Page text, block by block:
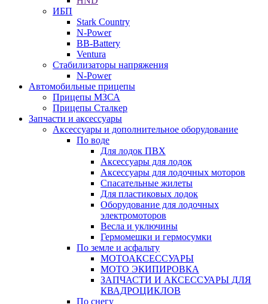
ИБП
Stark Country
N-Power
BB-Battery
Ventura
Стабилизаторы напряжения
N-Power
Автомобильные прицепы
Прицепы МЗСА
Прицепы Сталкер
Запчасти и аксессуары
Аксессуары и дополнительное оборудование
По воде
Для лодок ПВХ
Аксессуары для лодок
Аксессуары для лодочных моторов
Спасательные жилеты
Для пластиковых лодок
Оборудование для лодочных
электромоторов
Весла и уключины
Гермомешки и гермосумки
По земле и асфальту
МОТОАКСЕССУАРЫ
МОТО ЭКИПИРОВКА
ЗАПЧАСТИ И АКСЕССУАРЫ ДЛЯ
КВАДРОЦИКЛОВ
По снегу